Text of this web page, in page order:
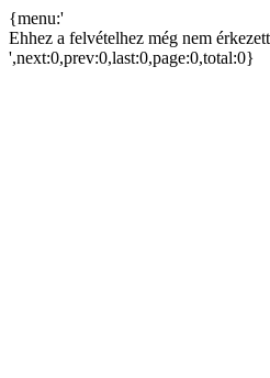
{menu:'
Ehhez a felvételhez még nem
',next:0,prev:0,last:0,page:0,total:0}